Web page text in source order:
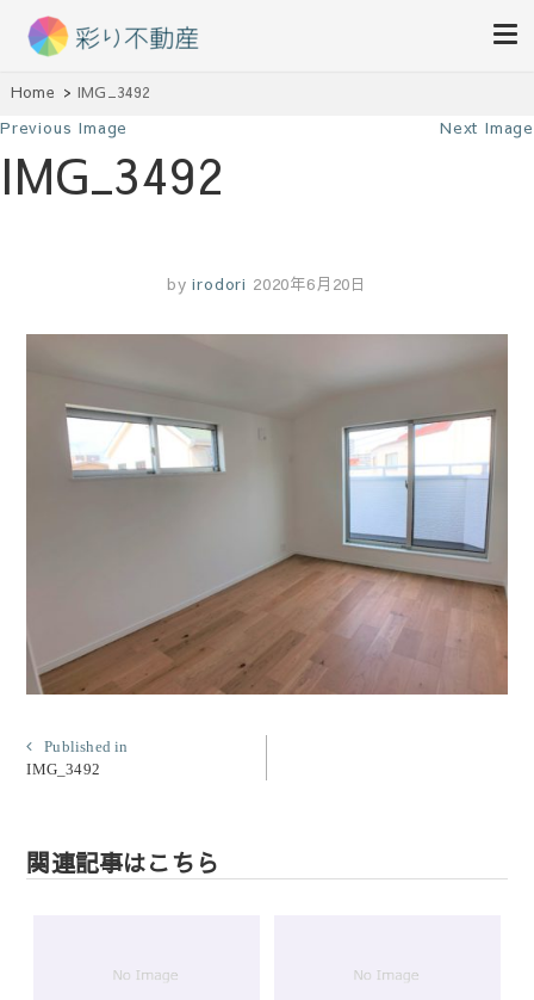
彩り不動産
Home IMG_3492
Previous Image Next Image
IMG_3492
by irodori 2020年6月20日
投
稿
ゲ
Published in
IMG_3492
関連記事はこちら